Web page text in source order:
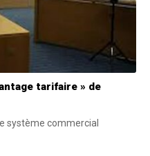
tarifaire » de
système commercial